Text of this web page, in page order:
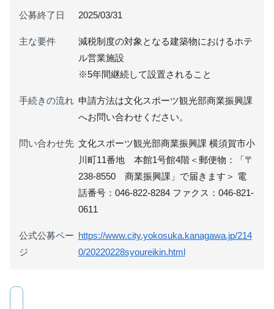
公募終了日 2025/03/31
主な要件
減税制度の対象となる建築物におけるホテ
ル営業施設
※5年間継続して設置されること
手続きの流れ 申請方法は文化スポーツ観光部商業振興課
へお問い合わせください。
問い合わせ先 文化スポーツ観光部商業振興課 横須賀市小
川町11番地 本館1号館4階＜郵便物：「〒
238-8550 商業振興課」で届きます＞ 電
話番号：046-822-8284 ファクス：046-821-
0611
公式公募ペー
ジ
https://www.city.yokosuka.kanagawa.jp/214
0/20220228syoureikin.html